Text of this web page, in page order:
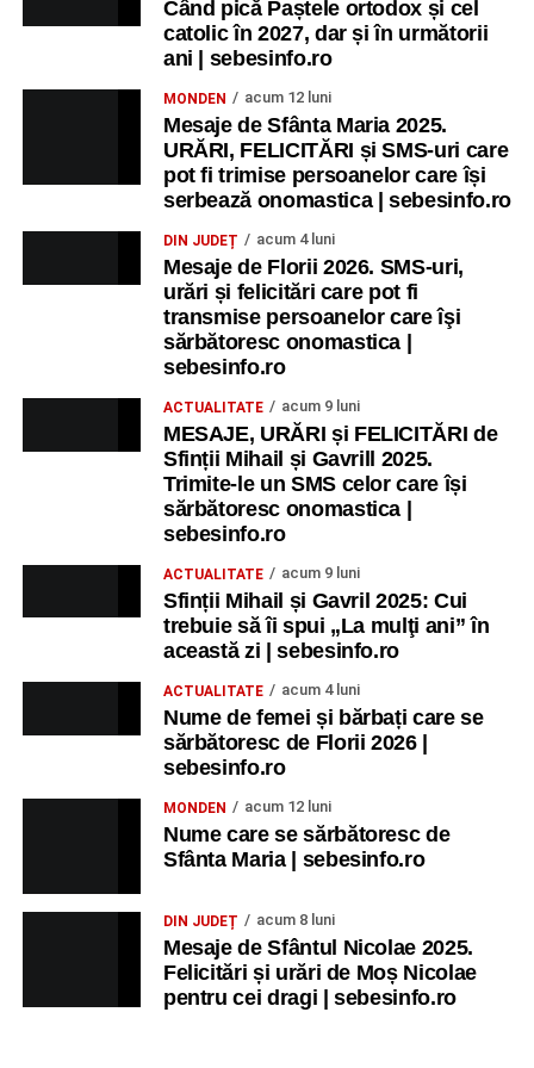
Copiii în armonia orașului
Ora 10.00– Școala din Răhău: activități recreative pentru
– Curtea Școlii „M. Kogălniceanu”: activități
recreative pentru copii.
– Grădina Muzeului Municipal „Ioan Raica”
Sebeș: încheierea Școlii de vară„Curcubeul Prieteniei”
– Aula Primăriei Municipiului Sebeș:
festivitatea de premiere a șefilor de promoție și a elevilor
Evaluare Națională și Bacalaureat.
– Parcul Tineretului: Spectacol pentru copii și
Alexandra Pamfilie și Școala de muzică„DoReMi”
Ancuța Stănuș și grupul de folclor;
Trupa de Dansuri Săsești.
Ora 20.30– Parcul Tineretului: proiecția filmului pentru
„Străjerii Deltei”(România, 2021), film de familie și
JOI, 27 AUGUST 2026
Grădina Muzeului Municipal „Ioan
Raica” Sebeș
Sărbătoarea Seniorilor
– festivitatea de
Când pică Paștele ortodox și cel
catolic în 2027, dar și în următorii
ani | sebesinfo.ro
MONDEN acum 12 luni
Mesaje de Sfânta Maria 2025.
URĂRI, FELICITĂRI și SMS-uri care
pot fi trimise persoanelor care își
serbează onomastica | sebesinfo.ro
DIN JUDEȚ acum 4 luni
Mesaje de Florii 2026. SMS-uri,
urări și felicitări care pot fi
transmise persoanelor care îşi
sărbătoresc onomastica |
sebesinfo.ro
ACTUALITATE acum 9 luni
MESAJE, URĂRI și FELICITĂRI de
Sfinții Mihail și Gavrill 2025.
Trimite-le un SMS celor care își
sărbătoresc onomastica |
sebesinfo.ro
ACTUALITATE acum 9 luni
Sfinții Mihail și Gavril 2025: Cui
trebuie să îi spui „La mulţi ani” în
această zi | sebesinfo.ro
ACTUALITATE acum 4 luni
Nume de femei și bărbați care se
sărbătoresc de Florii 2026 |
sebesinfo.ro
MONDEN acum 12 luni
Nume care se sărbătoresc de
Sfânta Maria | sebesinfo.ro
DIN JUDEȚ acum 8 luni
Mesaje de Sfântul Nicolae 2025.
Felicitări și urări de Moș Nicolae
pentru cei dragi | sebesinfo.ro